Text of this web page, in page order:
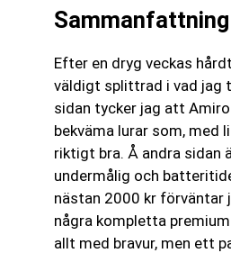
Sammanfattning
Efter en dryg veckas
väldigt splittrad i vad jag
sidan tycker jag att
bekväma lurar som, med
riktigt bra. Å andra sidan
undermålig och
nästan 2000 kr förväntar
några kompletta
allt med bravur, men ett